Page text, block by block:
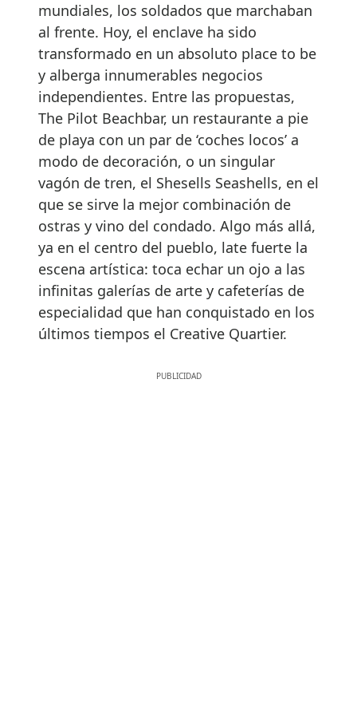
mundiales, los soldados que marchaban
al frente. Hoy, el enclave ha sido
transformado en un absoluto place to be
y alberga innumerables negocios
independientes. Entre las propuestas,
The Pilot Beachbar, un restaurante a pie
de playa con un par de ‘coches locos’ a
modo de decoración, o un singular
vagón de tren, el Shesells Seashells, en el
que se sirve la mejor combinación de
ostras y vino del condado. Algo más allá,
ya en el centro del pueblo, late fuerte la
escena artística: toca echar un ojo a las
infinitas galerías de arte y cafeterías de
especialidad que han conquistado en los
últimos tiempos el Creative Quartier.